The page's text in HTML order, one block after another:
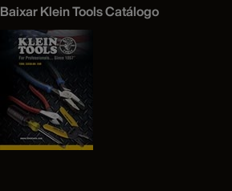
Baixar Klein Tools Catálogo